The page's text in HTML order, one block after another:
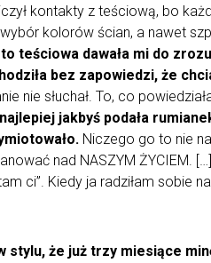
kontakty z teściową, bo
kolorów ścian, a nawet
teściowa dawała mi do
bez zapowiedzi, że
nie słuchał. To, co
jakbyś podała
Niczego go to nie
nad NASZYM ŻYCIEM.
ci”. Kiedy ja radziłam sobie
że już trzy miesiące